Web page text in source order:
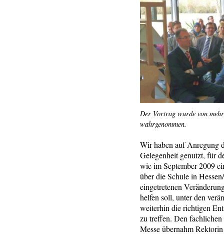
Der Vortrag wurde von
wahrgenommen.
Wir haben auf Anregung
Gelegenheit genutzt, für
wie im September 2009
über die Schule in
eingetretenen
helfen soll, unter den
weiterhin die richtigen
zu treffen. Den
Messe übernahm